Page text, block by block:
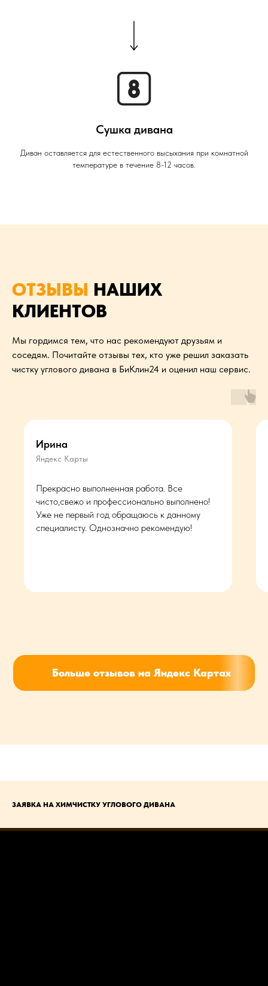
Сушка дивана
Диван оставляется для естественного высыхания при комнатной
температуре в течение 8-12 часов.
ОТЗЫВЫ НАШИХ
КЛИЕНТОВ
Мы гордимся тем, что нас рекомендуют друзьям и
соседям. Почитайте отзывы тех, кто уже решил заказать
чистку углового дивана в БиКлин24 и оценил наш сервис.
Ирина
Яндекс Карты
Прекрасно выполненная работа. Все
чисто,свежо и профессионально выполнено!
Уже не первый год обращаюсь к данному
специалисту. Однозначно рекомендую!
Больше отзывов на Яндекс Картах
ЗАЯВКА НА ХИМЧИСТКУ УГЛОВОГО ДИВАНА